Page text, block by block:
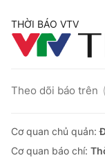
THỜI BÁO VTV
Theo dõi báo trên
Cơ quan chủ quản:
Cơ quan báo chí: